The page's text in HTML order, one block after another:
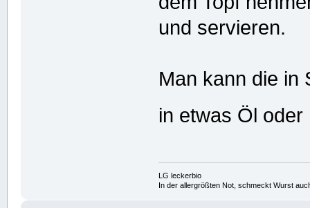
und servieren.
Man kann die in
in etwas Öl
LG leckerbio
In der allergrößten Not, schmeckt Wurst